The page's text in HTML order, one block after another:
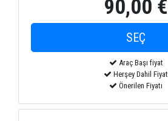
90,00 €
Araç Başı fiyat
Herşey Dahil Fiyat
Önerilen Fiyatı